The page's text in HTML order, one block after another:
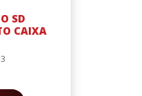
SD
CAIXA